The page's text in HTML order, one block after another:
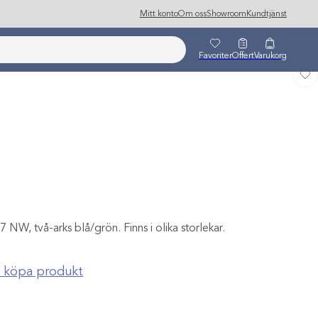
Mitt kontoOm ossShowroom Kundtjänst
FavoriterOffertVarukorg
NW, två-arks blå/grön. Finns i olika storlekar.
köpa produkt